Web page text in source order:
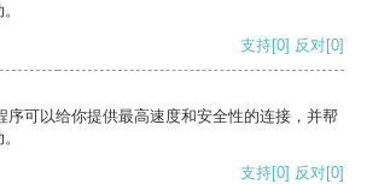
支持[0] 反对[0]
序可以给你提供最高速度和安全性的连接，并帮
支持[0] 反对[0]